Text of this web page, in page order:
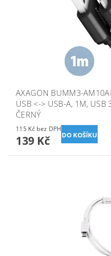
AXAGON BUMM3-
USB <-> USB-A, 1M, USB
ČERNÝ
115 Kč bez DPH
139 Kč